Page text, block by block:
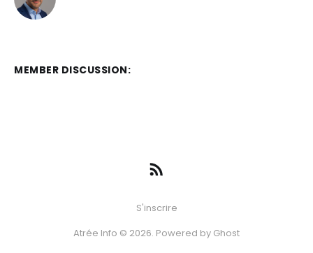
MEMBER DISCUSSION:
S'inscrire
Atrée Info © 2026. Powered by Ghost